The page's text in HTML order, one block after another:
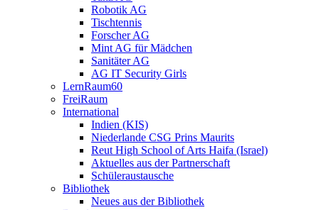
Robotik AG
Tischtennis
Forscher AG
Mint AG für Mädchen
Sanitäter AG
AG IT Security Girls
LernRaum60
FreiRaum
International
Indien (KIS)
Niederlande CSG Prins Maurits
Reut High School of Arts Haifa (Israel)
Aktuelles aus der Partnerschaft
Schüleraustausche
Bibliothek
Neues aus der Bibliothek